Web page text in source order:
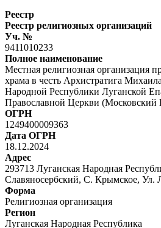
Реестр
Реестр религиозных организаций
Уч. №
9411010233
Полное наименование
Местная религиозная организация
храма в честь Архистратига
Народной Республики Луганской
Православной Церкви (Московский
ОГРН
1249400009363
Дата ОГРН
18.12.2024
Адрес
293713 Луганская Народная
Славяносербский, С. Крымское, Ул.
Форма
Религиозная организация
Регион
Луганская Народная Республика